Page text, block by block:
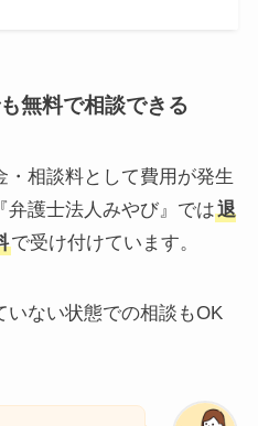
無料で相談できる
相談料として費用が発生
弁護士法人みやび』では退
で受け付けています。
いない状態での相談もOK